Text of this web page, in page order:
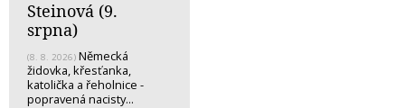
Steinová (9.
srpna)
(8. 8. 2026) Německá
židovka, křesťanka,
katolička a řeholnice -
popravená nacisty...